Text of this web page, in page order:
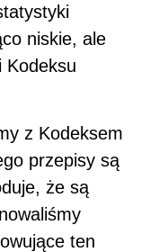
niskie, ale
Kodeksu
z Kodeksem
przepisy są
że są
ten